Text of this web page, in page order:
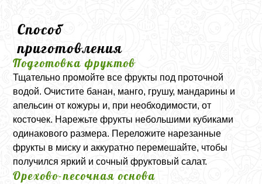
Способ
приготовления
Подготовка фруктов
Тщательно промойте все фрукты под проточной
водой. Очистите банан, манго, грушу, мандарины и
апельсин от кожуры и, при необходимости, от
косточек. Нарежьте фрукты небольшими кубиками
одинакового размера. Переложите нарезанные
фрукты в миску и аккуратно перемешайте, чтобы
получился яркий и сочный фруктовый салат.
Орехово-песочная основа